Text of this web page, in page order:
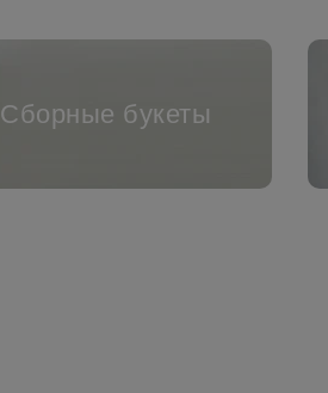
Сборные букеты